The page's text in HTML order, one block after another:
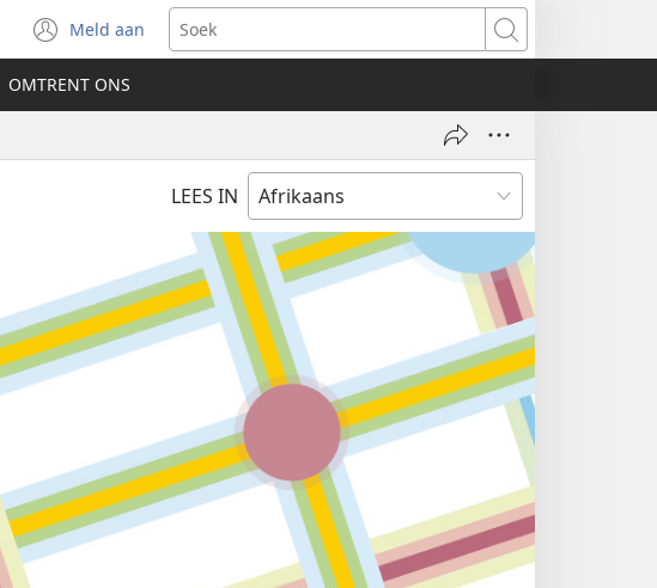
Meld aan
(maak
nuwe
venster
oop)
Soek
OMTRENT ONS
LEES IN